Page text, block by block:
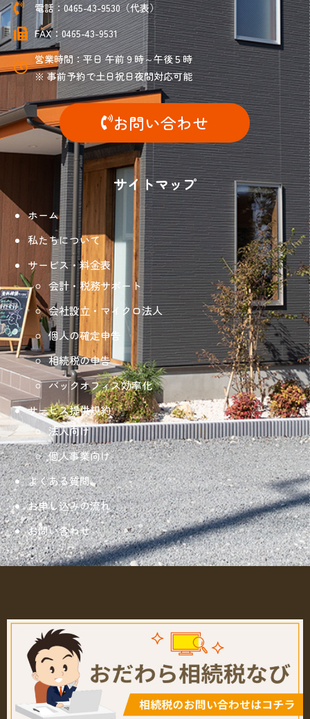
電話：0465-43-9530（代表）
FAX：0465-43-9531
営業時間：平日 午前９時～午後５時
※ 事前予約で土日祝日夜間対応可能
お問い合わせ
サイトマップ
ホーム
私たちについて
サービス・料金表
会計・税務サポート
会社設立・マイクロ法人
個人の確定申告
相続税の申告
バックオフィス効率化
サービス提供規約
法人向け
個人事業向け
よくある質問
お申し込みの流れ
お問い合わせ